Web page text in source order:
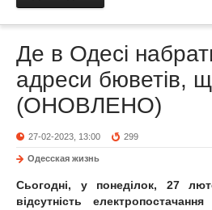
Де в Одесі
адреси бюветів,
(ОНОВЛЕНО)
27-02-2023, 13:00 299
Одесская жизнь
Сьогодні, у понеділок, 27
відсутність